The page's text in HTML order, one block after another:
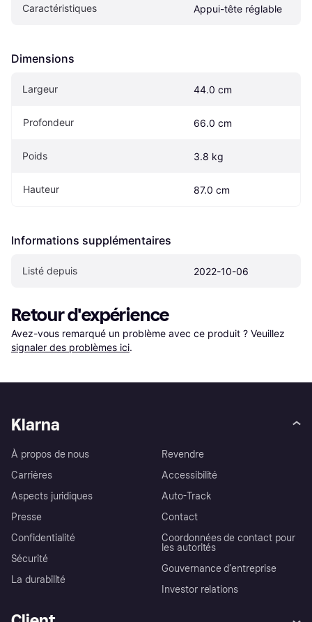
Caractéristiques Appui-tête réglable
Dimensions
Largeur 44.0 cm
Profondeur 66.0 cm
Poids 3.8 kg
Hauteur 87.0 cm
Informations supplémentaires
Listé depuis 2022-10-06
Retour d'expérience
Avez-vous remarqué un problème avec ce produit ? Veuillez
signaler des problèmes ici.
Klarna
À propos de nous
Carrières
Aspects juridiques
Presse
Confidentialité
Sécurité
La durabilité
Revendre
Accessibilité
Auto-Track
Contact
Coordonnées de contact pour
les autorités
Gouvernance d’entreprise
Investor relations